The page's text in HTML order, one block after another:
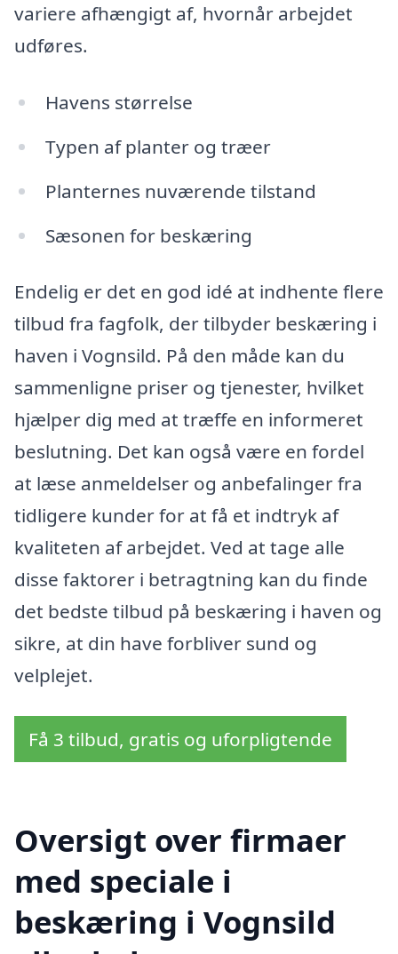
variere afhængigt af, hvornår arbejdet
udføres.
Havens størrelse
Typen af planter og træer
Planternes nuværende tilstand
Sæsonen for beskæring
Endelig er det en god idé at indhente flere
tilbud fra fagfolk, der tilbyder beskæring i
haven i Vognsild. På den måde kan du
sammenligne priser og tjenester, hvilket
hjælper dig med at træffe en informeret
beslutning. Det kan også være en fordel
at læse anmeldelser og anbefalinger fra
tidligere kunder for at få et indtryk af
kvaliteten af arbejdet. Ved at tage alle
disse faktorer i betragtning kan du finde
det bedste tilbud på beskæring i haven og
sikre, at din have forbliver sund og
velplejet.
Få 3 tilbud, gratis og uforpligtende
Oversigt over firmaer
med speciale i
beskæring i Vognsild